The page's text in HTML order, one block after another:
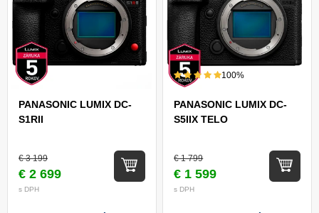
PANASONIC LUMIX DC-
S1RII
€ 3 199
€ 2 699
s DPH
100%
PANASONIC LUMIX DC-
S5IIX TELO
€ 1 799
€ 1 599
s DPH